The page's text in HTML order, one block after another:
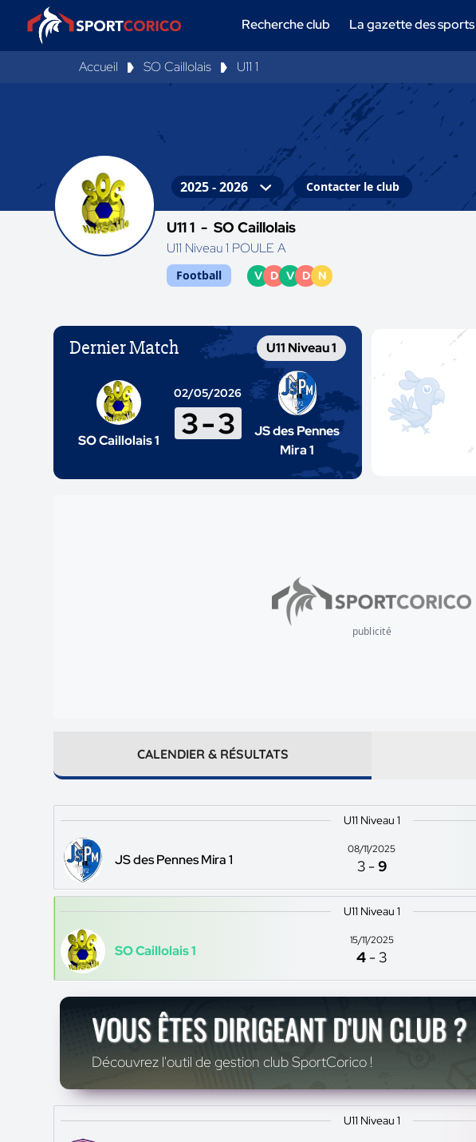
Recherche club La gazette des sports
Accueil SO Caillolais U11 1
Contacter le club
U11 1 -SO Caillolais
U11 Niveau 1 POULE A
Football V D V D N
Dernier Match U11 Niveau 1
SO Caillolais 1
02/05/2026
3-3
JS des Pennes
Mira 1
publicité
CALENDIER & RÉSULTATS
U11 Niveau 1
JS des Pennes Mira 1
08/11/2025
3 -9
U11 Niveau 1
SO Caillolais 1
15/11/2025
4 - 3
VOUS ÊTES DIRIGEANT D'UN CLUB ?
Découvrez l'outil de gestion club SportCorico !
U11 Niveau 1